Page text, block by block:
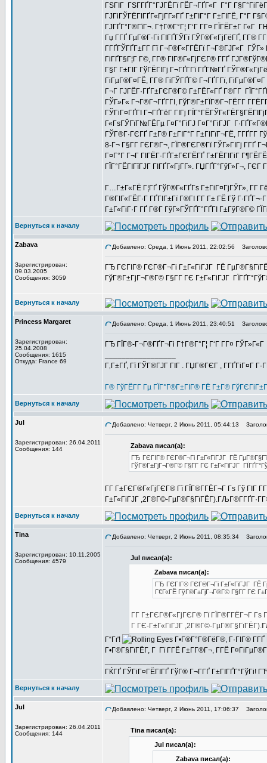
ГЅГІГ ГЅГ­ГҐГ°ГЈГЁГї ГЁГ¬ГҐГ«Г Г°Г
ГЈГіГЎГЁГІГҐГ«ГјГ­Г»ГҐ Г±ГІГ°Г Г±ГІГЁ, Г°Г
ГЈГҐГ°Г®ГїГ¬. Г†Г®Г°Г¦ Г‘Г Г­Г¤ ГЇГЁГ±Г Г«Г
Гџ Г­ГҐ ГµГ®Г·Гі ГІГҐГЎГї ГЎГ®Г«ГјГёГҐ, Г­Г®
Г­ГҐГЎГҐГ±Г­Г Гї Г¬Г®Г«Г­ГЁГї Г¬Г®ГЈГ«Г ГЎГ»
ГіГҐГ§Г¦Г Г©, Г­Г® ГІГ®Г«ГјГЄГ® Г­ГҐ
Г§Г Г±ГІГ ГўГЁГІГј Г¬ГҐГ­Гї ГҐГ№ГҐ
ГіГµГ®Г¤ГЁ, Г­Г® ГіГЎГҐГ© Г¬ГҐГ­Гї,
Г¬Г ГЈГЁГ·ГҐГ±ГЄГ®Г© Г±ГЁГ«ГҐ Г®Г­Г
ГЎГ»Г« Г¬Г®Г¬ГҐГ­ГІ, ГўГ®Г±ГЇГ®Г¬ГЁГ­Г
ГЎГіГ¤ГҐГІ Г¬ГҐГёГ ГІГј
Г«ГѕГЎГїГ№ГЁГµ Г¤Г°ГіГЈ Г¤Г°ГіГЈГ
ГЎГ®Г·ГЄГҐ Г±Г® Г±ГІГ°Г Г±ГІГїГ¬ГЁ, Г­ГҐГ­Г
8-Г¬ Г§Г­Г ГЄГ®Г¬, ГЇГ®ГЄГ®Гї ГЎГ»ГІГј Г­ГҐ
Г¤Г°Г Г¬Г ГІГЁГ·ГҐГ±ГЄГЁГҐ Г±ГЁГІГіГ
ГЇГ°ГЁГІГїГЈГ ГІГҐГ«ГјГ­Г». ГЏГҐГ°ГўГ»Г¬,
Г…Г±Г«ГЁ Г¦ГҐ ГўГ®Г«ГҐГѕ Г±ГіГ¤ГјГЎГ», Г­Г
Г®ГІГ«ГЁГ·Г ГҐГІГ±Гї Г®ГІ Г­Г Г± ГЁ Гў
Г±Г«ГіГ·Г ГҐ Г®Г­ ГўГ»ГЎГҐГ°ГҐГІ Г±ГўГ®Г©
Вернуться к началу
Zabava
Зарегистрирован:
09.03.2005
Сообщения: 3059
Добавлено: Среда, 1 Июнь 2011, 22:02:56
ГЂ ГЄГІГ® ГЄГ®Г¬Гі Г±Г«ГіГЈГ ГЁ
ГўГ®Г±ГјГ¬Г®Г© Г§Г­Г ГЄ Г±Г«ГіГЈГ
Вернуться к началу
Princess Margaret
Зарегистрирован:
25.04.2008
Сообщения: 1615
Откуда: France 69
Добавлено: Среда, 1 Июнь 2011, 23:40:51
ГЂ ГЇГ®-Г¬Г®ГҐГ¬Гі Г†Г®Г°Г¦ Г‘Г Г­Г¤ ГЎГ»Г«Г
Г‚Г±ГҐ, Гї ГЎГ®ГЈГ ГІГ . ГЏГ®ГЄГ , Г­ГҐГіГ¤Г
Г® ГўГЁГ­Г Гµ ГЇГ°Г®Г±ГІГ® ГЁ Г±Г®
Вернуться к началу
Jul
Зарегистрирован: 26.04.2011
Сообщения: 144
Добавлено: Четверг, 2 Июнь 2011, 05:44:13
Zabava писал(а):
ГЂ ГЄГІГ® ГЄГ®Г¬Гі Г±Г«ГіГЈГ ГЁ
ГўГ®Г±ГјГ¬Г®Г© Г§Г­Г ГЄ Г±Г«ГіГЈГ
Г­Г Г±ГЄГ®Г«ГјГЄГ® Гї ГЇГ®Г­ГЁГ¬Г Гѕ Гў ГІГ
Г±Г«ГіГЈГ ,2Г®Г©-
Вернуться к началу
Tina
Зарегистрирован: 10.11.2005
Сообщения: 4579
Добавлено: Четверг, 2 Июнь 2011, 08:35:34
Jul писал(а):
Zabava писал(а):
ГЂ ГЄГІГ® ГЄГ®Г¬Гі Г±Г«ГіГЈГ ГЁ
Г€Г«ГЁ ГўГ®Г±ГјГ¬Г®Г© Г§Г­Г ГЄ
Г­Г Г±ГЄГ®Г«ГјГЄГ® Гї ГЇГ®Г­ГЁГ¬Г Гѕ
Г ГЄ-Г±Г«ГіГЈГ ,2Г®Г©-ГµГ®Г§ГїГЁГ­).
Г“Гґ!
Г•Г®Г°Г®ГёГ®, Г·ГІГ® Г­ГҐ
Г•Г®Г§ГїГЁГ­, Г Гї Г­ГЁ Г±Г­Г®Г¬, Г­ГЁ
ГЌГҐ ГЎГіГ¤ГЁГІГҐ ГўГ® Г¬Г­ГҐ Г±ГІГҐГ°ГўГі!
Вернуться к началу
Jul
Зарегистрирован: 26.04.2011
Сообщения: 144
Добавлено: Четверг, 2 Июнь 2011, 17:06:37
Tina писал(а):
Jul писал(а):
Zabava писал(а):